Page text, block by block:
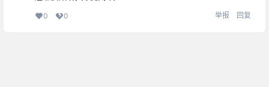
0 0 举报 回复